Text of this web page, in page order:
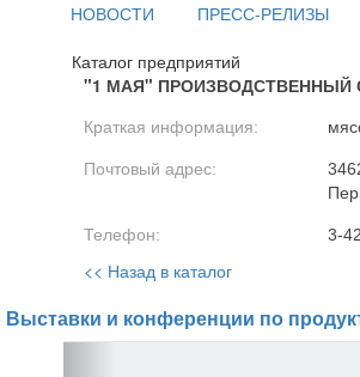
НОВОСТИ ПРЕСС-РЕЛИЗЫ
Каталог предприятий
"1 МАЯ" ПРОИЗВОДСТВЕННЫЙ
Краткая информация:
Почтовый адрес:
Телефон: 3-
<< Назад в каталог
Выставки и конференции по